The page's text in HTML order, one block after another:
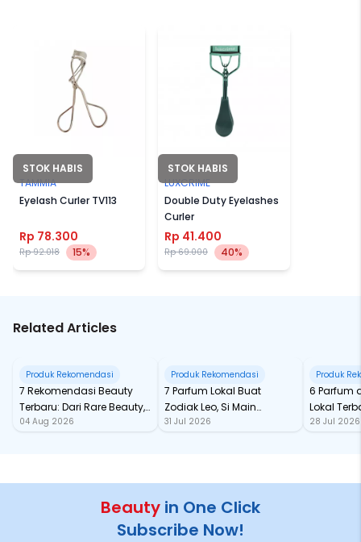
STOK HABIS
TAMMIA
Eyelash Curler TV113
Rp 78.300
Rp 92.018 15%
STOK HABIS
LUXCRIME
Double Duty Eyelashes
Curler
Rp 41.400
Rp 69.000 40%
Related Articles
Produk Rekomendasi
7 Rekomendasi Beauty
Terbaru: Dari Rare Beauty,
Sampai Rhode Skin, Super
04 Aug 2026
Produk Rekomendasi
7 Parfum Lokal Buat
Zodiak Leo, Si Main
Character yang Selalu
31 Jul 2026
Produk
6 Parfum
Lokal
dari
28 Jul 2026
Beauty in One Click
Subscribe Now!